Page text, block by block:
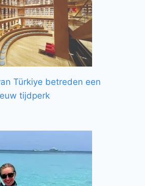
Türkiye betreden een
tijdperk